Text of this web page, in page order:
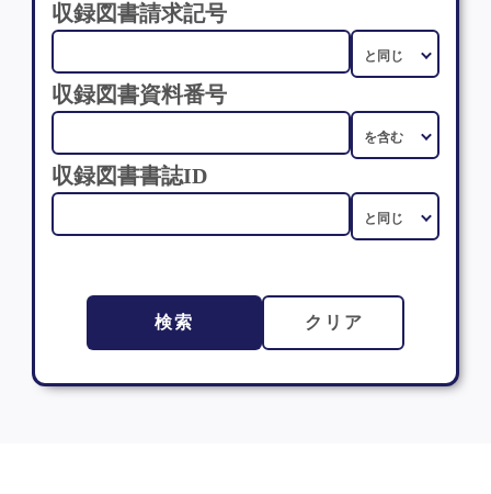
収録図書請求記号
収録図書資料番号
収録図書書誌ID
検索 クリア